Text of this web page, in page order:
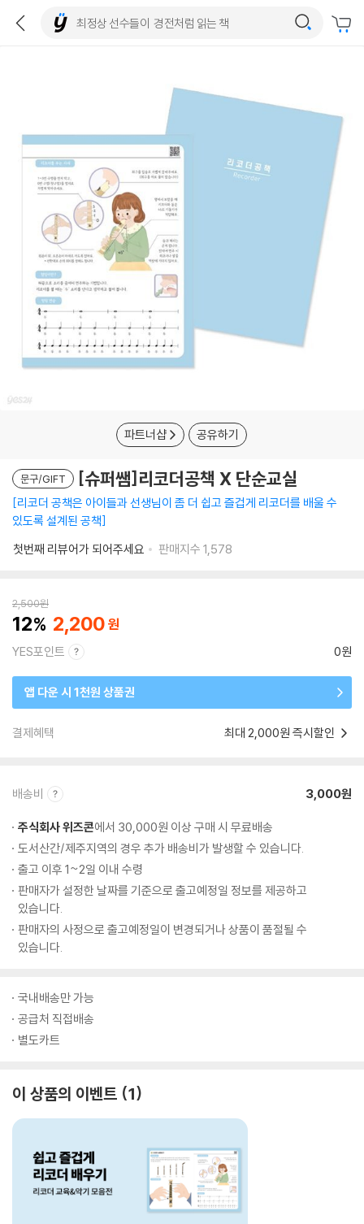
파트너샵 공유하기
문구/GIFT [슈퍼쌤]리코더공책 X 단순교실
리코더 공책은 아이들과 선생님이 좀 더 쉽고 즐겁게 리코더를 배울 수
있도록 설계된 공책
첫번째 리뷰어가 되어주세요
판매지수 1,578
2,500원
12 2,200
YES포인트 0원
앱 다운 시 1천원 상품권
결제혜택 최대 2,000원 즉시할인
배송비 3,000원
주식회사 위즈콘에서 30,000원 이상 구매 시 무료배송
도서산간/제주지역의 경우 추가 배송비가 발생할 수 있습니다.
출고 이후 1~2일 이내 수령
판매자가 설정한 날짜를 기준으로 출고예정일 정보를 제공하고
있습니다.
판매자의 사정으로 출고예정일이 변경되거나 상품이 품절될 수
있습니다.
국내배송만 가능
공급처 직접배송
별도카트
이 상품의 이벤트 1